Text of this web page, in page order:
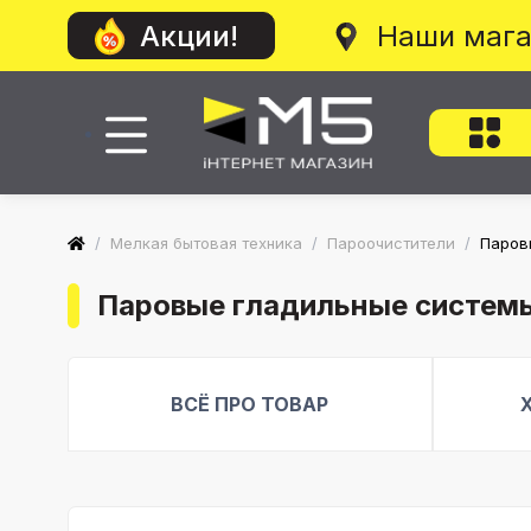
Акции! Наши
/ Мелкая бытовая техника / Пароочистители /
Паровые гладильные
ВСЁ ПРО ТОВАР